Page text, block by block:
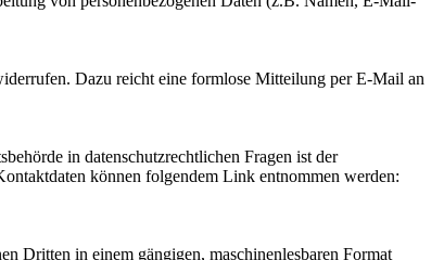
Dazu reicht eine formlose Mitteilung per E-Mail an
in datenschutzrechtlichen Fragen ist der
können folgendem Link entnommen werden:
Dritten in einem gängigen, maschinenlesbaren Format